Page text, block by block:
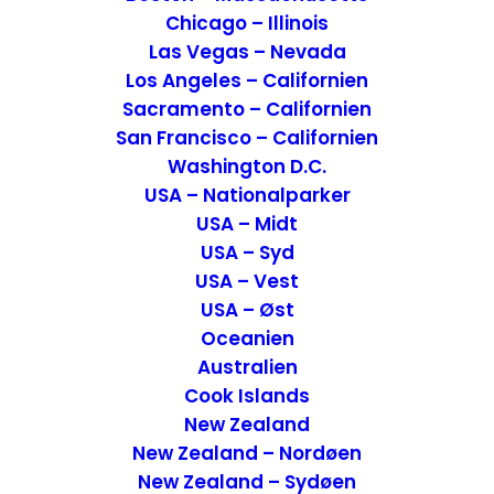
Chicago – Illinois
Las Vegas – Nevada
Los Angeles – Californien
Sacramento – Californien
San Francisco – Californien
Washington D.C.
USA – Nationalparker
USA – Midt
USA – Syd
USA – Vest
USA – Øst
Oceanien
Australien
Cook Islands
New Zealand
New Zealand – Nordøen
New Zealand – Sydøen
uden den? Er det ikke bare en rædsel
Vi har i de tidlige år af vores rejser, købt en
del souvenirs med hjem. Ting som vi lige
præcis på denne rejse, syntes var helt
fantastiske. Som regel er vi kommet hjem
med et eller andet ubrugeligt, som senere
er blevet smidt ud. Tingen gav bare ingen
mening længere og var grim. Det magiske
var bare forsvundet, efter den var endt